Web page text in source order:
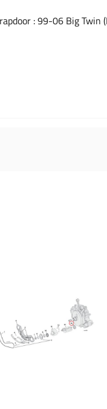
: 99-06 Big Twin